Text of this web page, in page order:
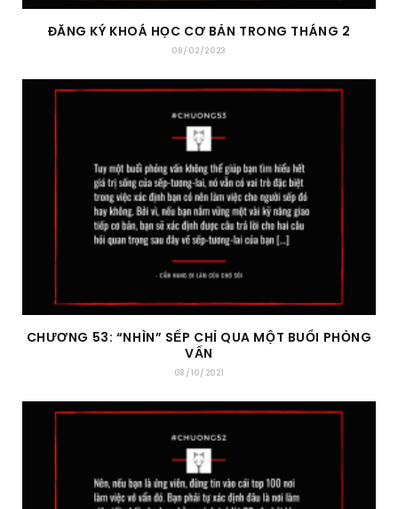
ĐĂNG KÝ KHOÁ HỌC CƠ BẢN TRONG THÁNG 2
08/02/2023
CHƯƠNG 53: “NHÌN” SẾP CHỈ QUA MỘT BUỔI PHỎNG
VẤN
08/10/2021